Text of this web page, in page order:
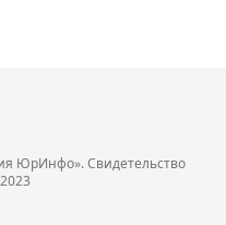
ЮрИнфо». Cвидетельство